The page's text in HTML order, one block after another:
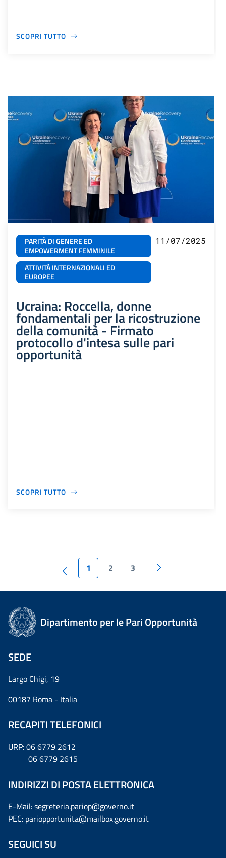
SCOPRI TUTTO
PARITÀ DI GENERE ED
EMPOWERMENT FEMMINILE
ATTIVITÀ INTERNAZIONALI ED
EUROPEE
11/07/2025
Ucraina: Roccella, donne
fondamentali per la ricostruzione
della comunità - Firmato
protocollo d'intesa sulle pari
opportunità
SCOPRI TUTTO
1 2 3
Dipartimento per le Pari Opportunità
SEDE
Largo Chigi, 19
00187 Roma - Italia
RECAPITI TELEFONICI
URP: 06 6779 2612
06 6779 2615
INDIRIZZI DI POSTA ELETTRONICA
E-Mail: segreteria.pariop@governo.it
PEC: pariopportunita@mailbox.governo.it
SEGUICI SU